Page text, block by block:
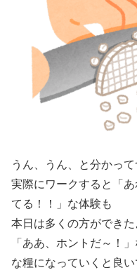
うん、うん、と分かっ
実際にワークすると「
てる！！」な体験も
本日は多くの方ができた
「ああ、ホントだ～！
な糧になっていくと良い